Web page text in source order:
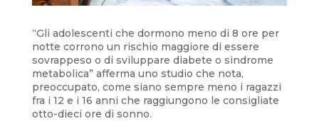
“Gli adolescenti che dormono meno di 8 ore per
notte corrono un rischio maggiore di essere
sovrappeso o di sviluppare diabete o sindrome
metabolica” afferma uno studio che nota,
preoccupato, come siano sempre meno i ragazzi
fra i 12 e i 16 anni che raggiungono le consigliate
otto-dieci ore di sonno.